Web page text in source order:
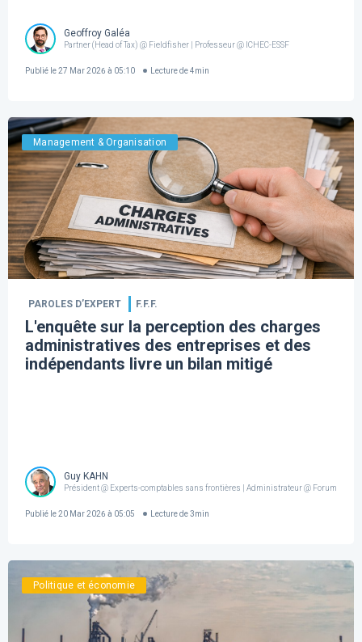
Geoffroy Galéa
Partner (Head of Tax) @ Fieldfisher | Professeur @ ICHEC-ESSF
Publié le27 Mar 2026 à 05:10 Lecture de 4min
Management & Organisation
PAROLES D’EXPERT F.F.F.
L'enquête sur la perception des charges
administratives des entreprises et des
indépendants livre un bilan mitigé
Guy KAHN
Président @ Experts-comptables sans frontières | Administrateur @ Forum For
Publié le20 Mar 2026 à 05:05 Lecture de 3min
Politique et économie